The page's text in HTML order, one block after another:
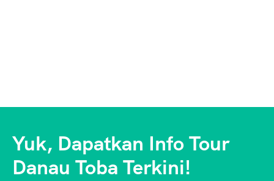
Yuk, Dapatkan Info Tour
Danau Toba Terkini!